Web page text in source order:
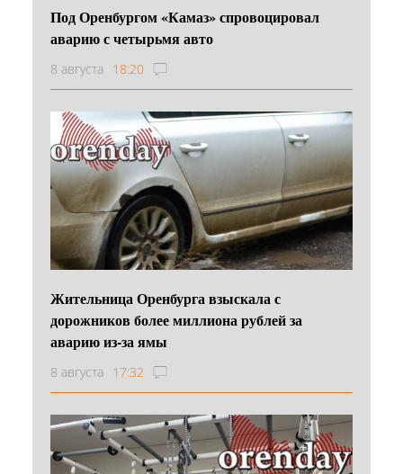
Под Оренбургом «Камаз» спровоцировал
аварию с четырьмя авто
8 августа 18:20
Жительница Оренбурга взыскала с
дорожников более миллиона рублей за
аварию из-за ямы
8 августа 17:32